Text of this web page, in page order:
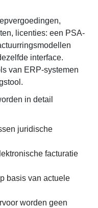
licenties: een PSA-
interface.
van ERP-systemen
in detail
juridische
facturatie
basis van actuele
worden geen